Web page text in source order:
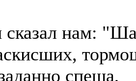
сказал нам:
спеша,